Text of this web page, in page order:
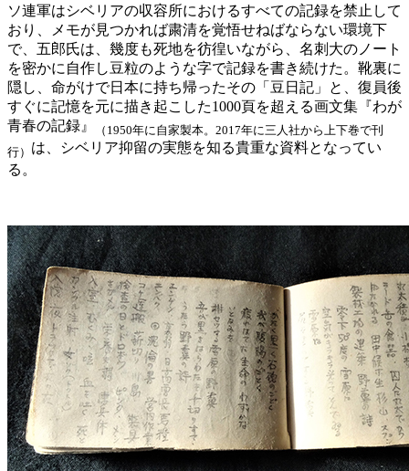
ソ連軍はシベリアの収容所におけるすべての記録を禁止して
おり、メモが見つかれば粛清を覚悟せねばならない環境下
で、五郎氏は、幾度も死地を彷徨いながら、名刺大のノート
を密かに自作し豆粒のような字で記録を書き続けた。靴裏に
隠し、命がけで日本に持ち帰ったその「豆日記」と、復員後
すぐに記憶を元に描き起こした1000頁を超える画文集『わが
青春の記録』
（1950年に自家製本。2017年に三人社から上下巻で刊
行） は、シベリア抑留の実態を知る貴重な資料となってい
る。